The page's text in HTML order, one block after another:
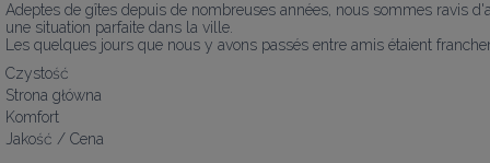
Adeptes de gîtes depuis de nombreuses années, nous sommes ravis
une situation parfaite dans la ville.
Les quelques jours que nous y avons passés entre amis étaient
Czystość
Strona główna
Komfort
Jakość / Cena